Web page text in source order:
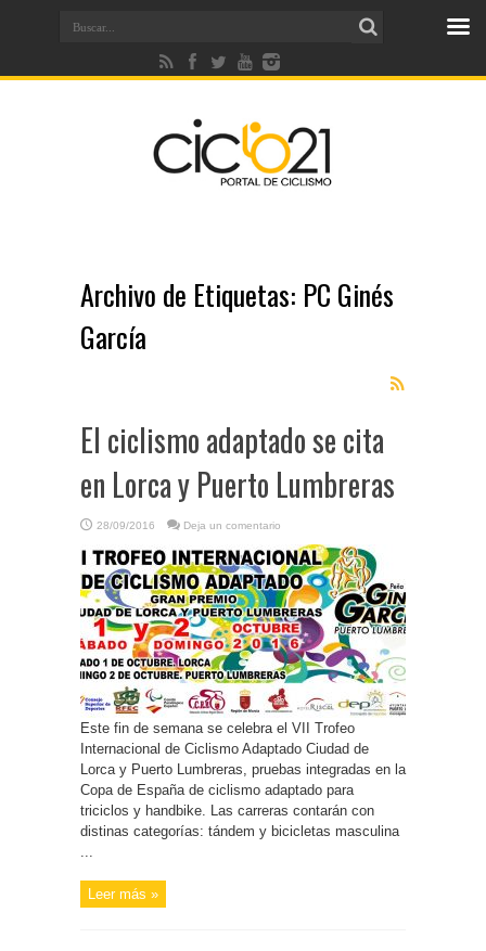
Archivo de Etiquetas: PC Ginés
García
El ciclismo adaptado se cita
en Lorca y Puerto Lumbreras
28/09/2016 Deja un comentario
Este fin de semana se celebra el VII Trofeo
Internacional de Ciclismo Adaptado Ciudad de
Lorca y Puerto Lumbreras, pruebas integradas en la
Copa de España de ciclismo adaptado para
triciclos y handbike. Las carreras contarán con
distinas categorías: tándem y bicicletas masculina
...
Leer más »